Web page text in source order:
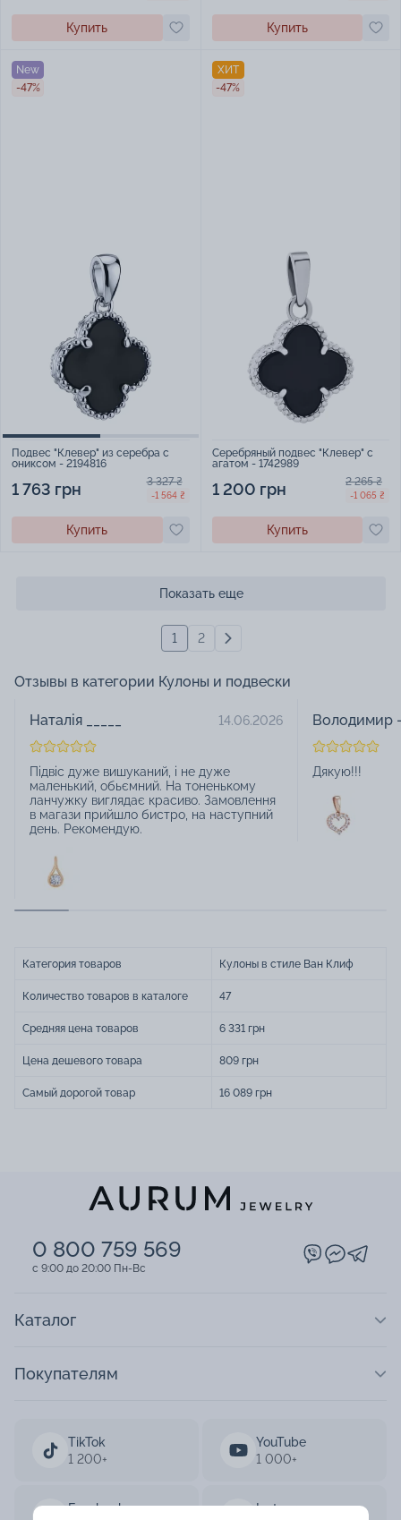
Купить Купить
New
-47%
Подвес "Клевер" из серебра с
ониксом - 2194816
1 763 грн 3 327 ₴
-1 564 ₴
Купить
ХИТ
-47%
Серебряный подвес "Клевер" с
агатом - 1742989
1 200 грн 2 265 ₴
-1 065 ₴
Купить
Показать еще
1 2
Отзывы в категории Кулоны и подвески
Наталія _____ 14.06.2026
Підвіс дуже вишуканий, і не дуже
маленький, обьємний. На тоненькому
ланчужку виглядає красиво. Замовлення
в магази прийшло бистро, на наступний
день. Рекомендую.
Володимир
Дякую!!!
Категория товаров Кулоны в стиле Ван Клиф
Количество товаров в каталоге 47
Средняя цена товаров 6 331 грн
Цена дешевого товара 809 грн
Самый дорогой товар 16 089 грн
0 800 759 569
c 9:00 до 20:00 Пн-Вс
TikTok
1 200+
YouTube
1 000+
Facebook
Instagram
Каталог
Покупателям